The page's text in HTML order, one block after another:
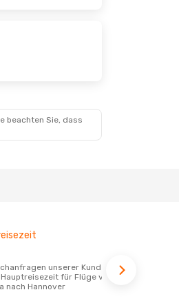
beachten Sie, dass
für Flüge von
nach Hannover